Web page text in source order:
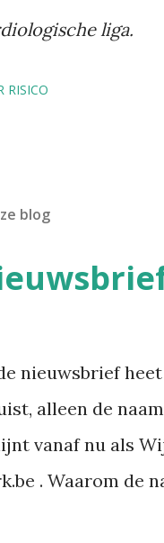
liga.
RISICO
blog
nieuwsbrief
alleen de
vanaf nu als
. Waarom de